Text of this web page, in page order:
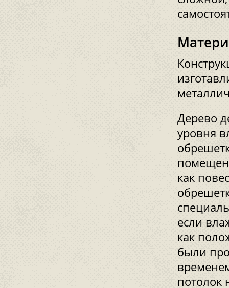
Дерево
уровня
как
если
как
были
потолок